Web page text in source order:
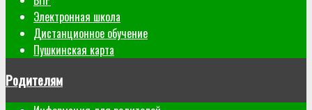
Электронная школа
Дистанционное обучение
Пушкинская карта
Родителям